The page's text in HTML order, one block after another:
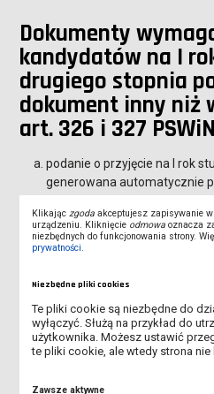
Dokumenty
kandydatów na I
drugiego stopnia
dokument inny niż
art. 326 i 327
podanie o przyjęcie na I rok
generowana automatycznie
Kandydatów (IRK),
dokument potwierdzający
tym dokumencie wydaną
zaświadczenie lekarskie
stwierdzające brak
wybranym kierunku (dotyczy
Klikając zgoda akceptujesz zapisywanie
urządzeniu. Kliknięcie odmowa oznacza
niezbędnych do funkcjonowania strony.
prywatności
Niezbędne pliki cookies
Te pliki cookie są niezbędne do
wyłączyć. Służą na przykład do
użytkownika. Możesz ustawić
te pliki cookie, ale wtedy strona nie
Zawsze aktywne